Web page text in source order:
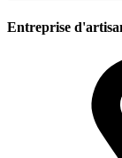
Entreprise